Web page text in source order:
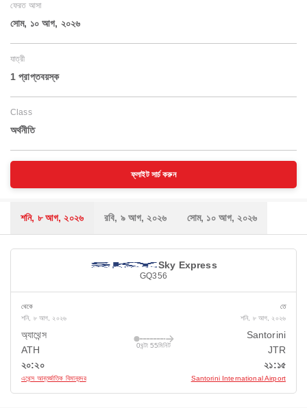
ফেরত আসা
সোম, ১০ আগ, ২০২৬
যাত্রী
1 প্রাপ্তবয়স্ক
Class
অর্থনীতি
ফ্লাইট সার্চ করুন
শনি, ৮ আগ, ২০২৬ রবি, ৯ আগ, ২০২৬ সোম, ১০ আগ, ২০২৬
Sky Express
GQ356
থেকে
শনি, ৮ আগ, ২০২৬
অ্যাথেন্স
ATH
২০:২০
এথেন্স আন্তর্জাতিক বিমানবন্দর
0ঘন্টা 55মিনিট
তে
শনি, ৮ আগ, ২০২৬
Santorini
JTR
২১:১৫
Santorini International Airport